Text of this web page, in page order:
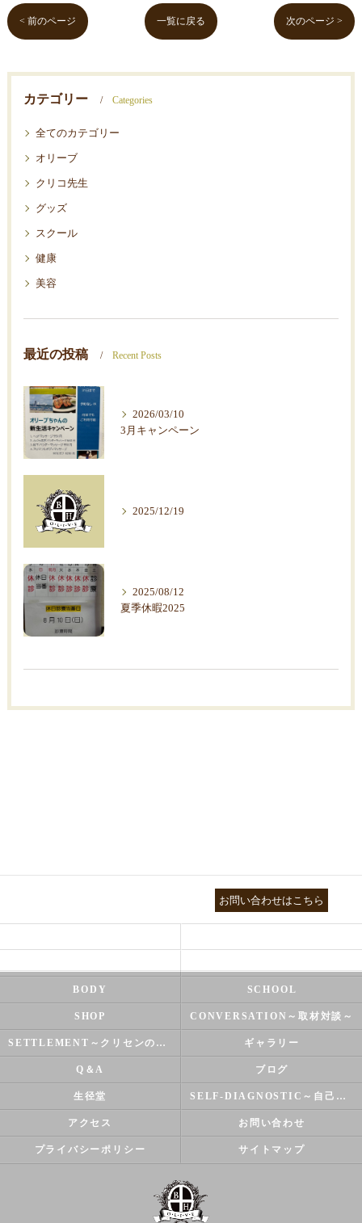
< 前のページ 一覧に戻る 次のページ >
カテゴリー Categories
全てのカテゴリー
オリーブ
クリコ先生
グッズ
スクール
健康
美容
最近の投稿 Recent Posts
2026/03/10
3月キャンペーン
2025/12/19
2025/08/12
夏季休暇2025
お問い合わせはこちら
BODY SCHOOL
SHOP CONVERSATION～取材対談～
SETTLEMENT～クリセンのズバリ解決シリーズ～ ギャラリー
Q＆A ブログ
生径堂 SELF-DIAGNOSTIC～自己診断～
アクセス お問い合わせ
プライバシーポリシー サイトマップ